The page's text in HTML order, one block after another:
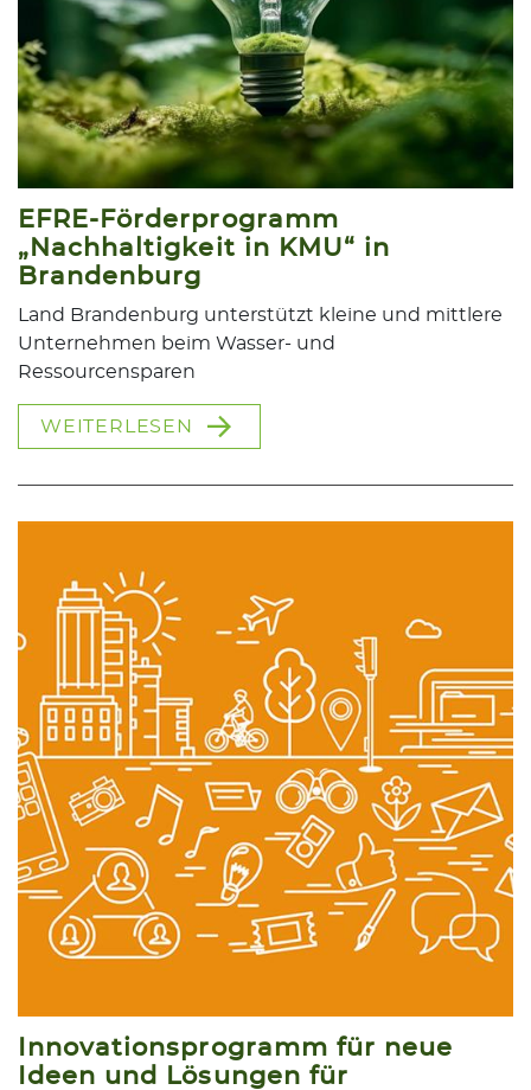
EFRE-Förderprogramm
„Nachhaltigkeit in KMU“ in
Brandenburg
Land Brandenburg unterstützt kleine und mittlere
Unternehmen beim Wasser- und
Ressourcensparen
WEITERLESEN
Innovationsprogramm für neue
Ideen und Lösungen für